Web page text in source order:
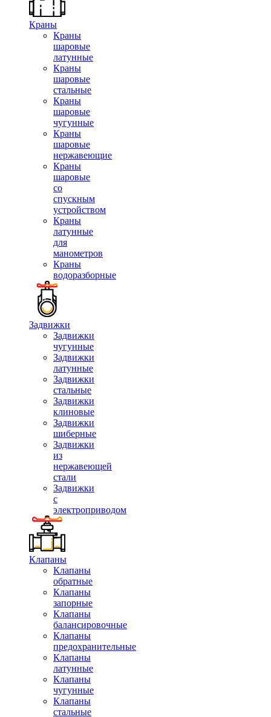
Краны
Краны
шаровые
латунные
Краны
шаровые
стальные
Краны
шаровые
чугунные
Краны
шаровые
нержавеющие
Краны
шаровые
со
спускным
устройством
Краны
латунные
для
манометров
Краны
водоразборные
Задвижки
Задвижки
чугунные
Задвижки
латунные
Задвижки
стальные
Задвижки
клиновые
Задвижки
шиберные
Задвижки
из
нержавеющей
стали
Задвижки
с
электроприводом
Клапаны
Клапаны
обратные
Клапаны
запорные
Клапаны
балансировочные
Клапаны
предохранительные
Клапаны
латунные
Клапаны
чугунные
Клапаны
стальные